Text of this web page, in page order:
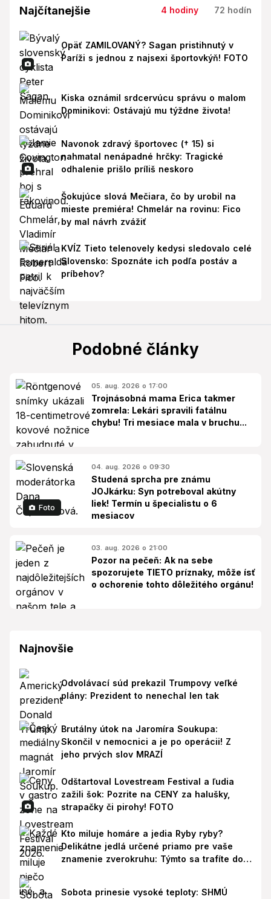
Najčítanejšie 4 hodiny 72 hodín
Opäť ZAMILOVANÝ? Sagan pristihnutý v
Paríži s jednou z najsexi športovkýň! FOTO
Kiska oznámil srdcervúcu správu o malom
Dominikovi: Ostávajú mu týždne života!
Navonok zdravý športovec († 15) si
nahmatal nenápadné hrčky: Tragické
odhalenie prišlo príliš neskoro
Šokujúce slová Mečiara, čo by urobil na
mieste premiéra! Chmelár na rovinu: Fico
by mal návrh zvážiť
KVÍZ Tieto telenovely kedysi sledovalo celé
Slovensko: Spoznáte ich podľa postáv a
príbehov?
Podobné články
05. aug. 2026 o 17:00
Trojnásobná mama Erica takmer
zomrela: Lekári spravili fatálnu
chybu! Tri mesiace mala v bruchu...
Foto
04. aug. 2026 o 09:30
Studená sprcha pre známu
JOJkárku: Syn potreboval akútny
liek! Termín u špecialistu o 6
mesiacov
03. aug. 2026 o 21:00
Pozor na pečeň: Ak na sebe
spozorujete TIETO príznaky, môže ísť
o ochorenie tohto dôležitého orgánu!
Najnovšie
Odvolávací súd prekazil Trumpovy veľké
plány: Prezident to nenechal len tak
Brutálny útok na Jaromíra Soukupa:
Skončil v nemocnici a je po operácii! Z
jeho prvých slov MRAZÍ
Odštartoval Lovestream Festival a ľudia
zažili šok: Pozrite na CENY za halušky,
strapačky či pirohy! FOTO
Kto miluje homáre a jedia Ryby ryby?
Delikátne jedlá určené priamo pre vaše
znamenie zverokruhu: Týmto sa trafíte do
Sobota prinesie vysoké teploty: SHMÚ